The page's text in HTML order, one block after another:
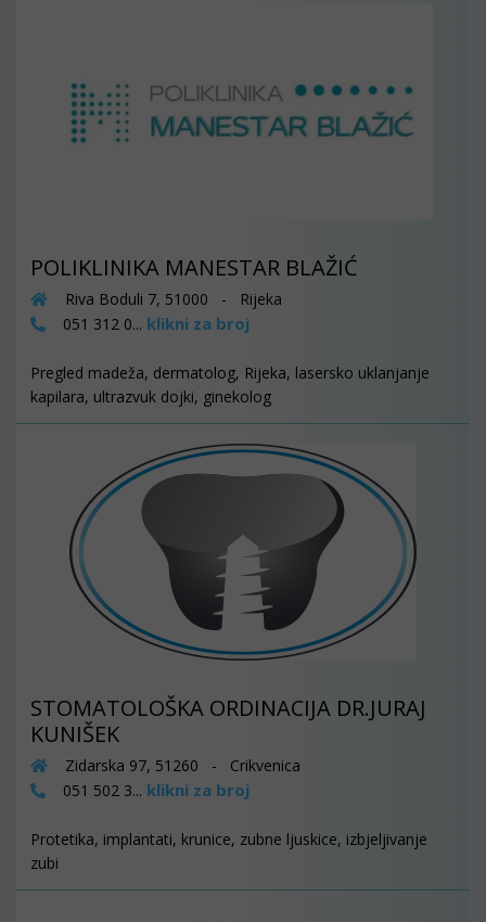
POLIKLINIKA MANESTAR BLAŽIĆ
Riva Boduli 7, 51000 - Rijeka
051 312 0... klikni za broj
Pregled madeža, dermatolog, Rijeka, lasersko uklanjanje
kapilara, ultrazvuk dojki, ginekolog
STOMATOLOŠKA ORDINACIJA DR.JURAJ
KUNIŠEK
Zidarska 97, 51260 - Crikvenica
051 502 3... klikni za broj
Protetika, implantati, krunice, zubne ljuskice, izbjeljivanje
zubi